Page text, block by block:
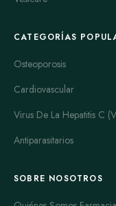
buena tolerancia y
medicamento.
Priligyes la opción
rápidamente para
mejorar el control
confianza.
Propeciase usa
CATEGORÍAS
Osteoporosis
Cardiovascular
Virus De La Hepatitis C
Antiparasitarios
SOBRE NOSOTROS